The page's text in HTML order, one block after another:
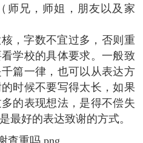
师兄，师姐，朋友以及家
，字数不宜过多，否则重
学校的具体要求。一般致
篇一律，也可以从表达方
时候不要写得太长，如果
的表现想法，是得不偿失
最好的表达致谢的方式。